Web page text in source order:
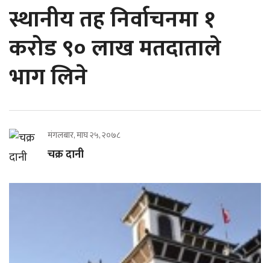
स्थानीय तह निर्वाचनमा १
करोड ९० लाख मतदाताले
भाग लिने
मंगलबार, माघ २५, २०७८
चक्र दानी